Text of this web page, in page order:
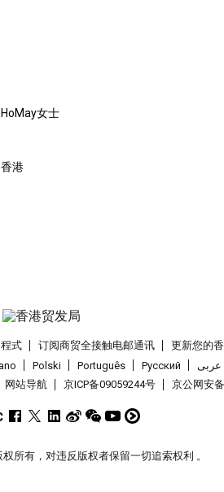
HoMay女士
香港
式 订阅商贸全接触电邮通讯
更新您的
Polski Português Pусский
عربى
网站导航 京ICP备09059244号 京公网安
所有，对违反版权者保留一切追索权利 。